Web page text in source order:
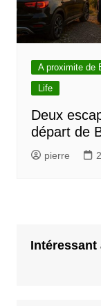
A proximite de
Life
Deux
départ de
pierre
Intéressant